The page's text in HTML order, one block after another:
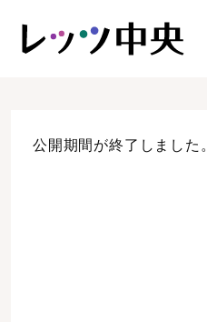
公開期間が終了しました。